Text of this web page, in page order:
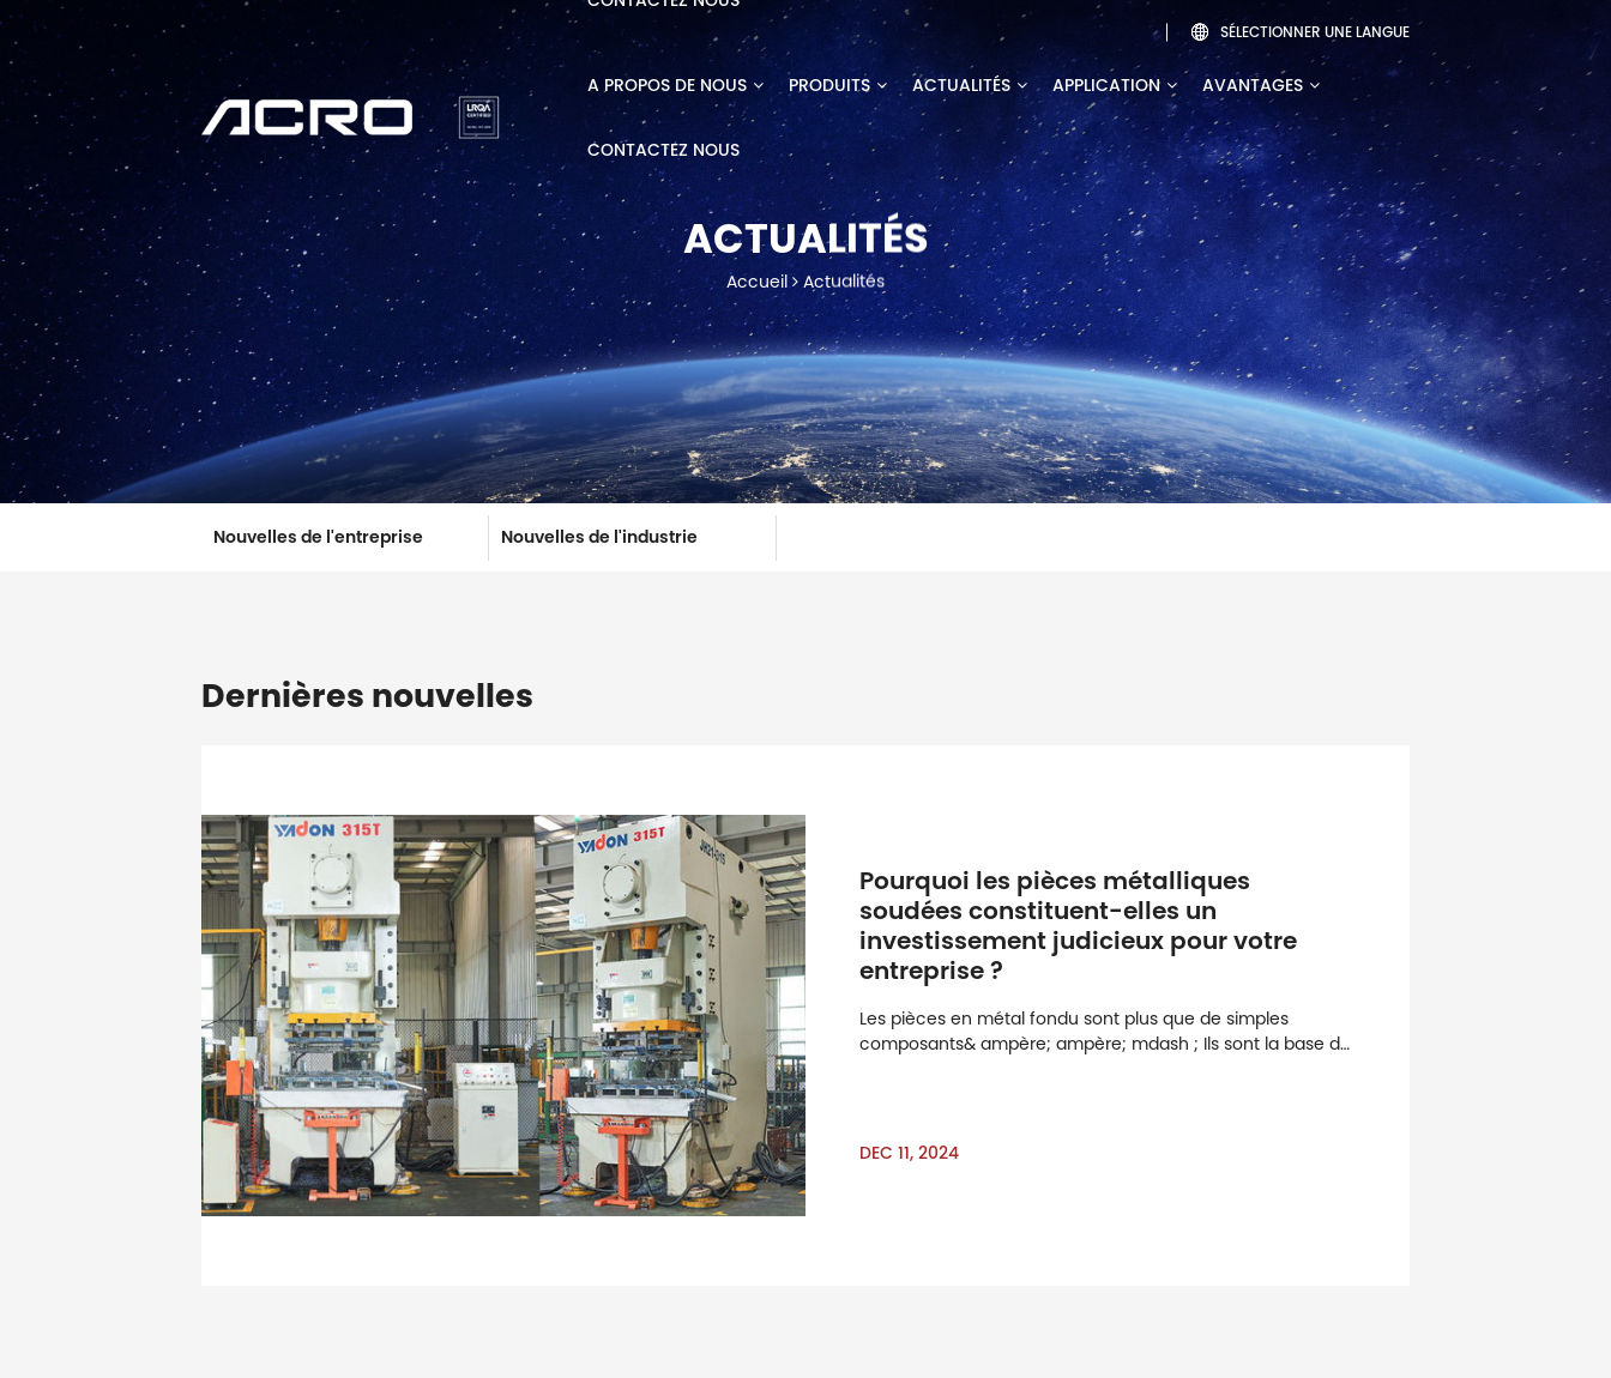
 SÉLECTIONNER UNE LANGUE
A PROPOS DE NOUS PRODUITS ACTUALITÉS APPLICATION AVANTAGES
CONTACTEZ NOUS
ACTUALITÉS
Accueil Actualités
Nouvelles de l'entreprise Nouvelles de l'industrie
Dernières nouvelles
Pourquoi les pièces métalliques
soudées constituent-elles un
investissement judicieux pour votre
entreprise ?
Les pièces en métal fondu sont plus que de simples
composants& ampère; ampère; mdash ; Ils sont la base de
DEC 11, 2024